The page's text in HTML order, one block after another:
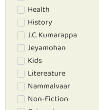
Health
History
J.C. Kumarappa
Jeyamohan
Kids
Litereature
Nammalvaar
Non-Fiction